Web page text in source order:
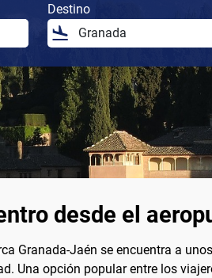
Destino
desde el
Granada-Jaén se encuentra a
Una opción popular entre los